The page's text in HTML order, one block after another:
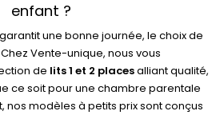
enfant ?
une bonne journée, le choix de
Vente-unique, nous vous
de lits 1 et 2 placesalliant qualité,
ce soit pour une chambre parentale
nos modèles à petits prix sont conçus